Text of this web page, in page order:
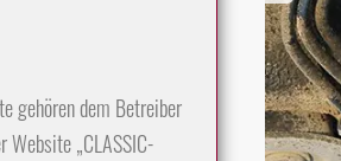
gehören dem Betreiber
Website „CLASSIC-